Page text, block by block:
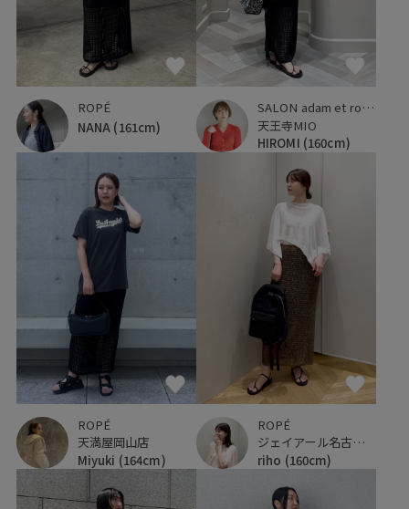
ROPÉ
NANA (161cm)
SALON adam et ropé
天王寺MIO
HIROMI (160cm)
ROPÉ
天満屋岡山店
Miyuki (164cm)
ROPÉ
ジェイアール名古屋タカシマヤ
riho (160cm)